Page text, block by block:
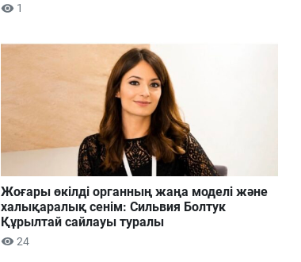
1
Жоғары өкілді органның жаңа моделі және
халықаралық сенім: Сильвия Болтук
Құрылтай сайлауы туралы
24